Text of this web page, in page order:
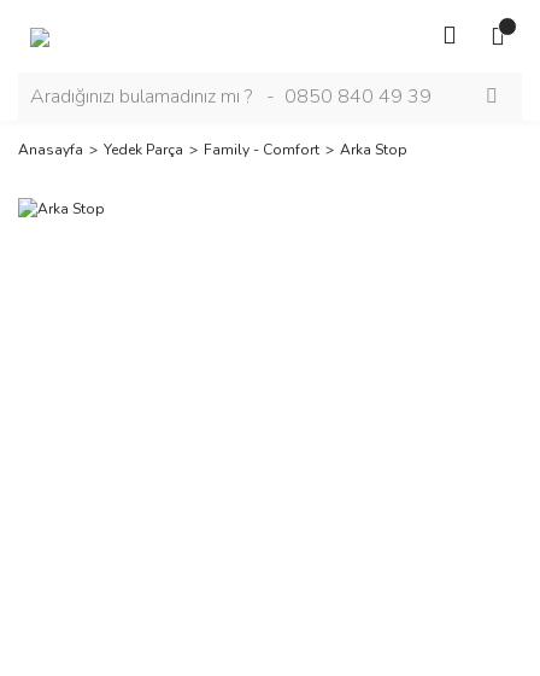
Anasayfa Yedek Parça Family - Comfort Arka Stop